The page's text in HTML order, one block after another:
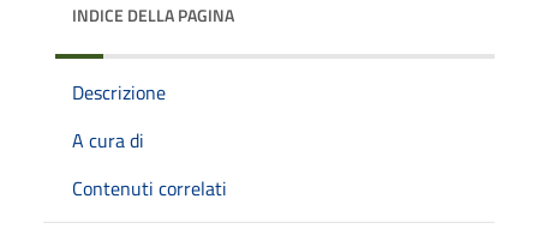
INDICE DELLA PAGINA
Descrizione
A cura di
Contenuti correlati